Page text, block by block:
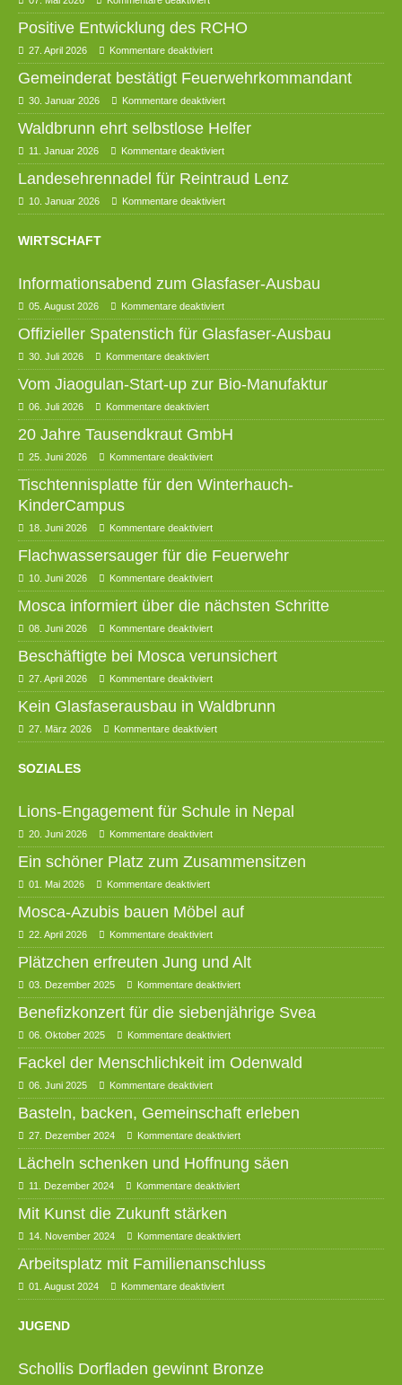
Positive Entwicklung des RCHO
27. April 2026 Kommentare deaktiviert
Gemeinderat bestätigt Feuerwehrkommandant
30. Januar 2026 Kommentare deaktiviert
Waldbrunn ehrt selbstlose Helfer
11. Januar 2026 Kommentare deaktiviert
Landesehrennadel für Reintraud Lenz
10. Januar 2026 Kommentare deaktiviert
WIRTSCHAFT
Informationsabend zum Glasfaser-Ausbau
05. August 2026 Kommentare deaktiviert
Offizieller Spatenstich für Glasfaser-Ausbau
30. Juli 2026 Kommentare deaktiviert
Vom Jiaogulan-Start-up zur Bio-Manufaktur
06. Juli 2026 Kommentare deaktiviert
20 Jahre Tausendkraut GmbH
25. Juni 2026 Kommentare deaktiviert
Tischtennisplatte für den Winterhauch-
KinderCampus
18. Juni 2026 Kommentare deaktiviert
Flachwassersauger für die Feuerwehr
10. Juni 2026 Kommentare deaktiviert
Mosca informiert über die nächsten Schritte
08. Juni 2026 Kommentare deaktiviert
Beschäftigte bei Mosca verunsichert
27. April 2026 Kommentare deaktiviert
Kein Glasfaserausbau in Waldbrunn
27. März 2026 Kommentare deaktiviert
SOZIALES
Lions-Engagement für Schule in Nepal
20. Juni 2026 Kommentare deaktiviert
Ein schöner Platz zum Zusammensitzen
01. Mai 2026 Kommentare deaktiviert
Mosca-Azubis bauen Möbel auf
22. April 2026 Kommentare deaktiviert
Plätzchen erfreuten Jung und Alt
03. Dezember 2025 Kommentare deaktiviert
Benefizkonzert für die siebenjährige Svea
06. Oktober 2025 Kommentare deaktiviert
Fackel der Menschlichkeit im Odenwald
06. Juni 2025 Kommentare deaktiviert
Basteln, backen, Gemeinschaft erleben
27. Dezember 2024 Kommentare deaktiviert
Lächeln schenken und Hoffnung säen
11. Dezember 2024 Kommentare deaktiviert
Mit Kunst die Zukunft stärken
14. November 2024 Kommentare deaktiviert
Arbeitsplatz mit Familienanschluss
01. August 2024 Kommentare deaktiviert
JUGEND
Schollis Dorfladen gewinnt Bronze